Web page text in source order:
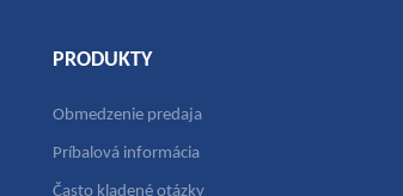
PRODUKTY
Obmedzenie predaja
Príbalová informácia
Často kladené otázky